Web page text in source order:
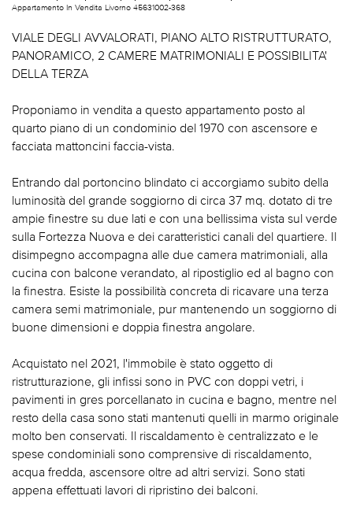
Appartamento In Vendita Livorno 45631002-368
VIALE DEGLI AVVALORATI, PIANO ALTO RISTRUTTURATO,
PANORAMICO, 2 CAMERE MATRIMONIALI E POSSIBILITA'
DELLA TERZA
Proponiamo in vendita a questo appartamento posto al
quarto piano di un condominio del 1970 con ascensore e
facciata mattoncini faccia-vista.
Entrando dal portoncino blindato ci accorgiamo subito della
luminosità del grande soggiorno di circa 37 mq. dotato di tre
ampie finestre su due lati e con una bellissima vista sul verde
sulla Fortezza Nuova e dei caratteristici canali del quartiere. Il
disimpegno accompagna alle due camera matrimoniali, alla
cucina con balcone verandato, al ripostiglio ed al bagno con
la finestra. Esiste la possibilità concreta di ricavare una terza
camera semi matrimoniale, pur mantenendo un soggiorno di
buone dimensioni e doppia finestra angolare.
Acquistato nel 2021, l'immobile è stato oggetto di
ristrutturazione, gli infissi sono in PVC con doppi vetri, i
pavimenti in gres porcellanato in cucina e bagno, mentre nel
resto della casa sono stati mantenuti quelli in marmo originale
molto ben conservati. Il riscaldamento è centralizzato e le
spese condominiali sono comprensive di riscaldamento,
acqua fredda, ascensore oltre ad altri servizi. Sono stati
appena effettuati lavori di ripristino dei balconi.